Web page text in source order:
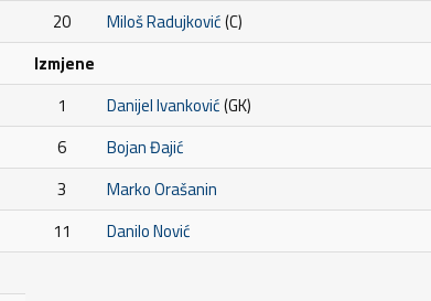
20
Miloš Radujković(C)
Izmjene
1
Danijel Ivanković(GK)
6
Bojan Đajić
3
Marko Orašanin
11
Danilo Nović